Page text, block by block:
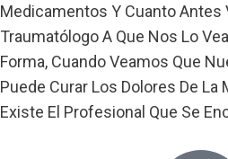
Medicamentos Y Cuanto Antes
Traumatólogo A Que Nos Lo
Forma, Cuando Veamos Que
Puede Curar Los Dolores De La
Existe El Profesional Que Se